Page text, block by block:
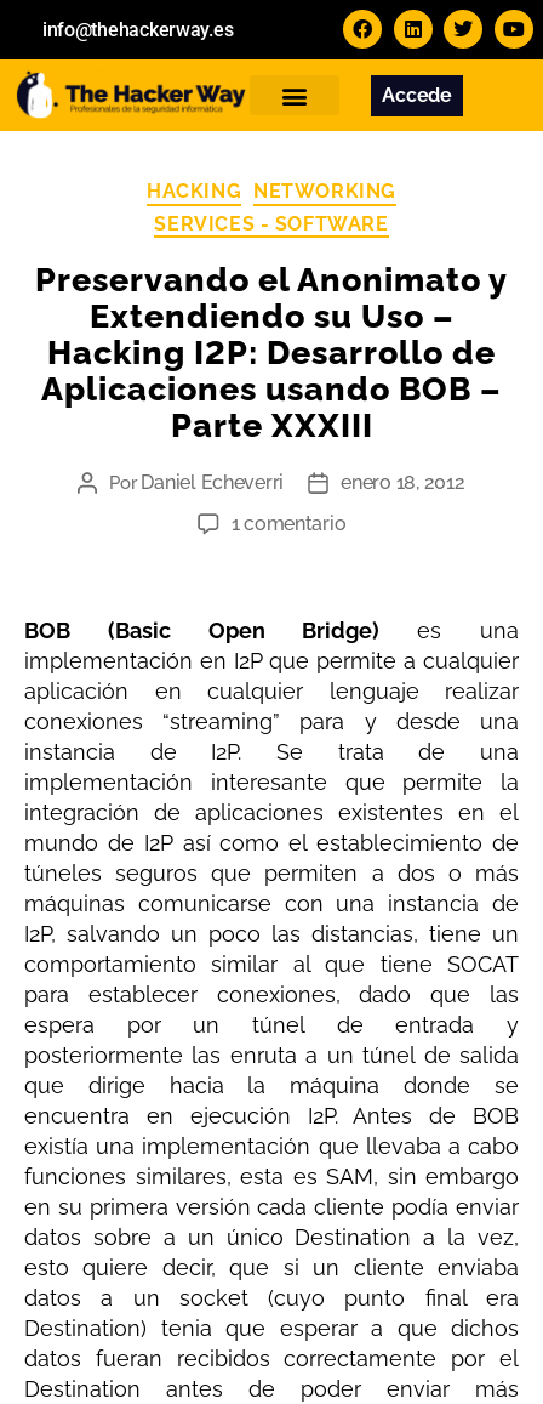
info@thehackerway.es
Accede
HACKING
NETWORKING
SERVICES - SOFTWARE
Preservando el Anonimato y
Extendiendo su Uso –
Hacking I2P: Desarrollo de
Aplicaciones usando BOB –
Parte XXXIII
Por Daniel Echeverri
enero 18, 2012
1 comentario
BOB (Basic Open Bridge)es una
implementación en I2P que permite a cualquier
aplicación en cualquier lenguaje realizar
conexiones “streaming” para y desde una
instancia de I2P. Se trata de una
implementación interesante que permite la
integración de aplicaciones existentes en el
mundo de I2P así como el establecimiento de
túneles seguros que permiten a dos o más
máquinas comunicarse con una instancia de
I2P, salvando un poco las distancias, tiene un
comportamiento similar al que tiene SOCAT
para establecer conexiones, dado que las
espera por un túnel de entrada y
posteriormente las enruta a un túnel de salida
que dirige hacia la máquina donde se
encuentra en ejecución I2P. Antes de BOB
existía una implementación que llevaba a cabo
funciones similares, esta es SAM, sin embargo
en su primera versión cada cliente podía enviar
datos sobre a un único Destination a la vez,
esto quiere decir, que si un cliente enviaba
datos a un socket (cuyo punto final era
Destination) tenia que esperar a que dichos
datos fueran recibidos correctamente por el
Destination antes de poder enviar más